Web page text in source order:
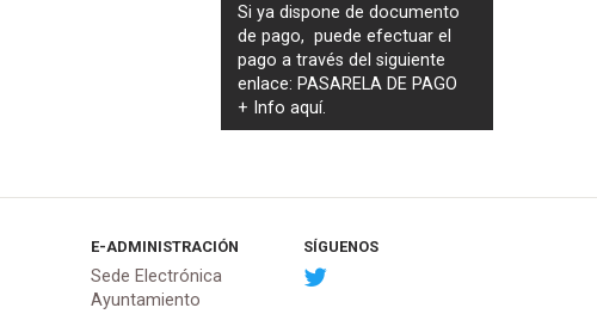
Si ya dispone de documento
de pago, puede efectuar el
pago a través del siguiente
enlace: PASARELA DE PAGO
+ Infoaquí.
E-ADMINISTRACIÓN
Sede Electrónica
Ayuntamiento
SÍGUENOS